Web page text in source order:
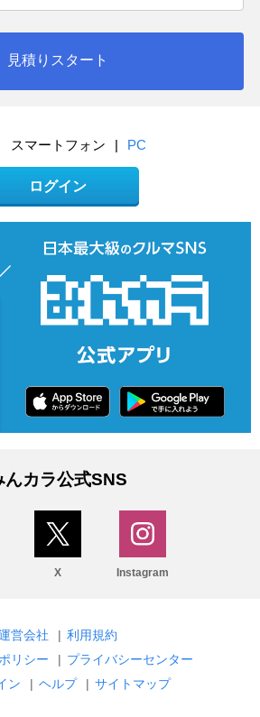
見積りスタート
スマートフォン | PC
ログイン
んカラ公式SNS
X Instagram
営会社 | 利用規約
リシー
| プライバシーセンター
ン
| ヘルプ | サイトマップ